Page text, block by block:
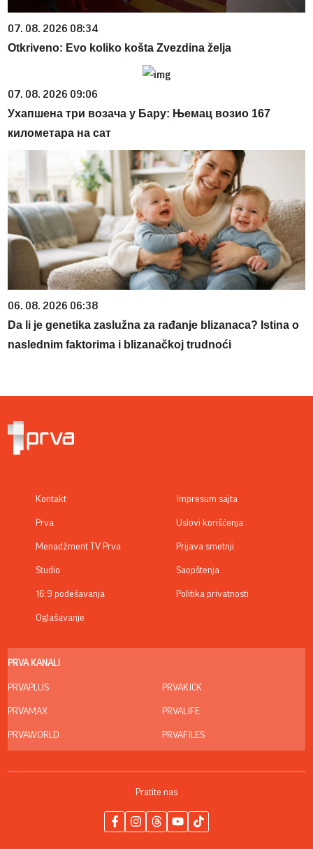
07. 08. 2026 08:34
Otkriveno: Evo koliko košta Zvezdina želja
07. 08. 2026 09:06
Ухапшена три возача у Бару: Њемац возио 167
километара на сат
06. 08. 2026 06:38
Da li je genetika zaslužna za rađanje blizanaca? Istina o
naslednim faktorima i blizanačkoj trudnoći
Kontakt
Prva
Menadžment TV Prva
Studio
16:9 podešavanja
Oglašavanje
Impresum sajta
Uslovi korišćenja
Prijava smetnji
Saopštenja
Politika privatnosti
PRVA KANALI
PRVAPLUS
PRVAMAX
PRVAWORLD
PRVAKICK
PRVALIFE
PRVAFILES
Pratite nas